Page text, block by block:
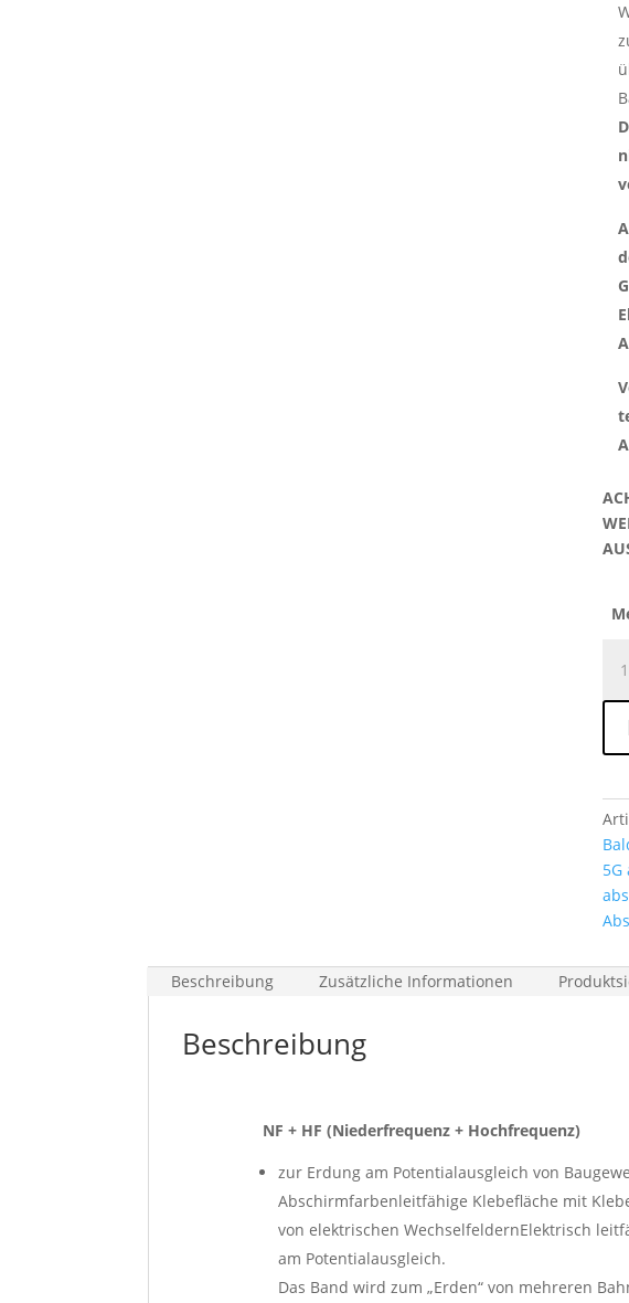
TEC
3-
Beschreibung Zusätzliche Informationen
Beschreibung
NF + HF (Niederfrequenz + Hochfrequenz)
zur Erdung am Potentialausgleich von
Abschirmfarbenleitfähige Klebefläche mit
von elektrischen Wechselfeldern​Elektrisch
am Potentialausgleich.
Das Band wird zum „Erden“ von mehreren